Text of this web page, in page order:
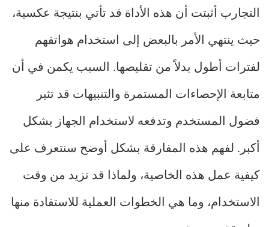
التجارب أثبتت أن هذه الأداة قد تأتي بنتيجة عكسية،
حيث ينتهي الأمر بالبعض إلى استخدام هواتفهم
لفترات أطول بدلاً من تقليصها. السبب يكمن في أن
متابعة الإحصاءات المستمرة والتنبيهات قد تثير
فضول المستخدم وتدفعه لاستخدام الجهاز بشكل
أكبر. لفهم هذه المفارقة بشكل أوضح سنتعرف على
كيفية عمل هذه الخاصية، ولماذا قد تزيد من وقت
الاستخدام، وما هي الخطوات العملية للاستفادة منها